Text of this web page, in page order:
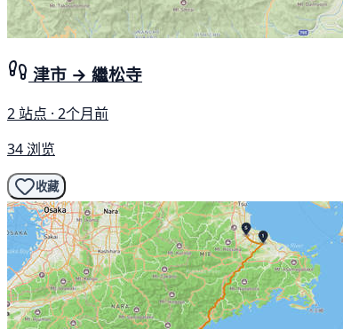
津市 → 繼松寺
2 站点 · 2个月前
34 浏览
收藏